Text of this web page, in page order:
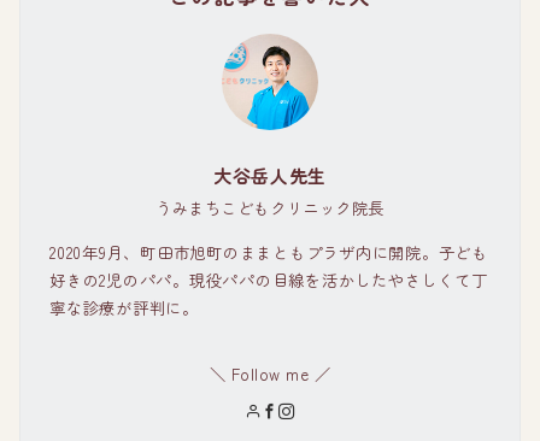
大谷岳人先生
うみまちこどもクリニック院長
2020年9月、町田市旭町のままともプラザ内に開院。子ども
好きの2児のパパ。現役パパの目線を活かしたやさしくて丁
寧な診療が評判に。
＼ Follow me ／